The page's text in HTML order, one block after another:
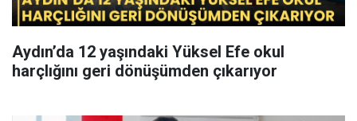
Aydın’da 12 yaşındaki Yüksel Efe okul
harçlığını geri dönüşümden çıkarıyor